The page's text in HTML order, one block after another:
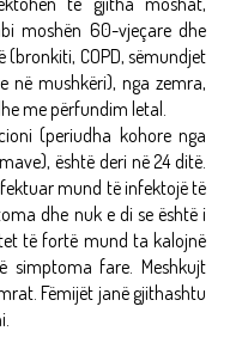
moshën 60-vjeçare dhe
COPD, sëmundjet
në mushkëri), nga zemra,
me përfundim letal.
(periudha kohore nga
është deri në 24 ditë.
mund të infektojë të
dhe nuk e di se është i
të fortë mund ta kalojnë
simptoma fare. Meshkujt
Fëmijët janë gjithashtu